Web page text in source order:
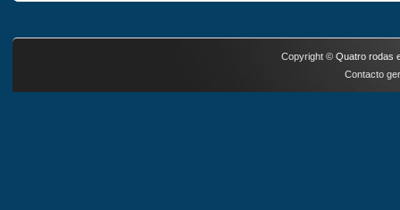
Copyright © Quatro rodas
Contacto